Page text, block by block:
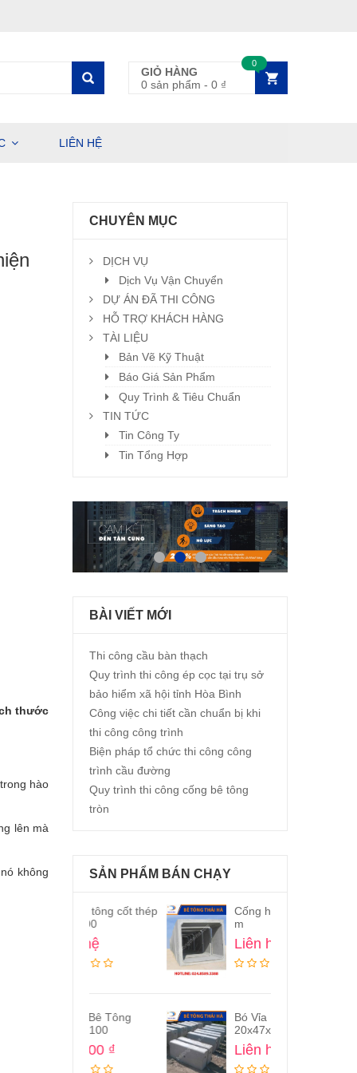
GIỎ HÀNG
0 sản phẩm - 0 ₫
0
LIÊN HỆ
thước
hào
lên mà
không
CHUYÊN MỤC
DỊCH VỤ
Dịch Vụ Vận Chuyển
DỰ ÁN ĐÃ THI CÔNG
HỖ TRỢ KHÁCH HÀNG
TÀI LIỆU
Bản Vẽ Kỹ Thuật
Báo Giá Sản Phẩm
Quy Trình & Tiêu Chuẩn
TIN TỨC
Tin Công Ty
Tin Tổng Hợp
BÀI VIẾT MỚI
Thi công cầu bàn thạch
Quy trình thi công ép cọc tại trụ sở
bảo hiểm xã hội tỉnh Hòa Bình
Công việc chi tiết cần chuẩn bị khi
thi công công trình
Biện pháp tổ chức thi công công
trình cầu đường
Quy trình thi công cống bê tông
tròn
SẢN PHẨM BÁN CHẠY
Cống hộp bê tông 2×2
Liên hệ
Bó Vỉa Bê Tông
20x47x100
Liên hệ